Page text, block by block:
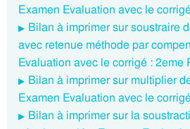
Examen Evaluation avec le
Bilan à imprimer sur soustraire
avec retenue méthode par
Evaluation avec le corrigé : 2eme
Bilan à imprimer sur multiplier
Examen Evaluation avec le
Bilan à imprimer sur la